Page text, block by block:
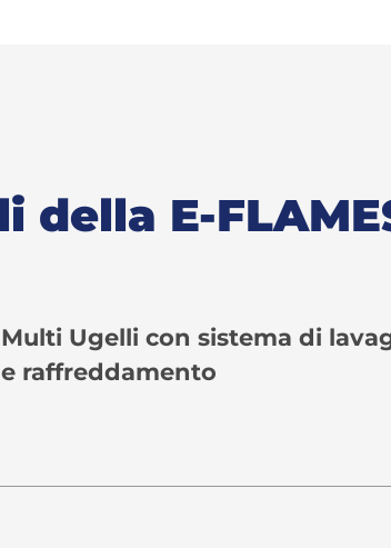
della E-
Multi Ugelli con sistema di
e raffreddamento